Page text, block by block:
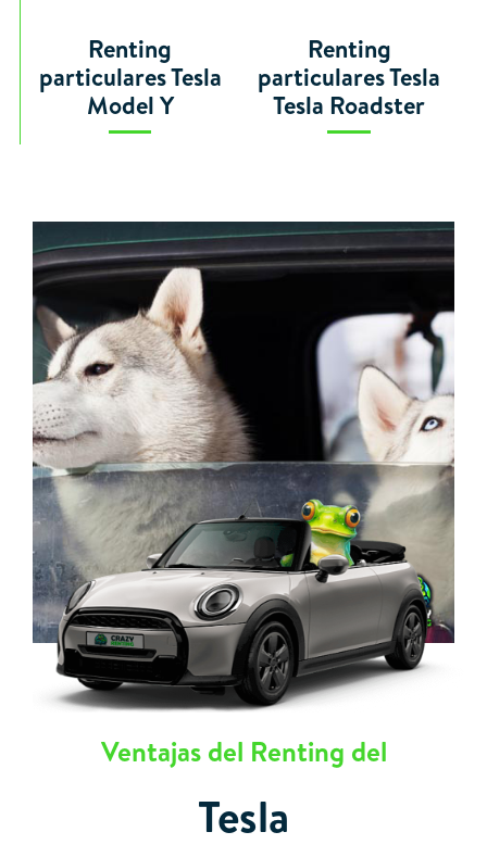
Renting
particulares Tesla
Model Y
Renting
particulares Tesla
Tesla Roadster
Ventajas del Renting del
Tesla